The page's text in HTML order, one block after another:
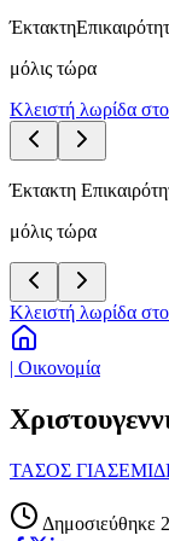
Έκτακτη
μόλις τώρα
Κλειστή λωρίδα
Έκτακτη
μόλις τώρα
Κλειστή λωρίδα
| Οικονομία
ΤΑΣΟΣ
Δημοσιεύθηκε